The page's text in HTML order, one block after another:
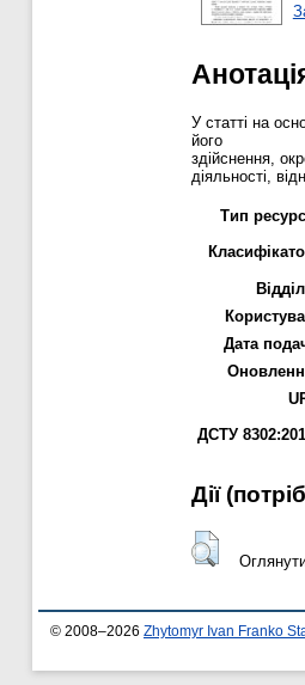
У статті на
його
здійснення,
діяльності,
Тип
Дата
ДСТУ
Дії
© 2008–2026 Zhytomyr Ivan Franko